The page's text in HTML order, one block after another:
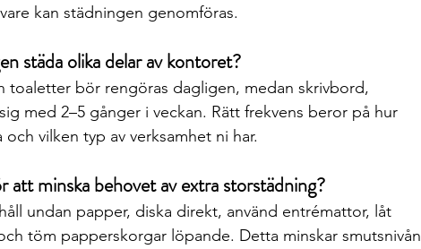
kan städningen genomföras.
städa olika delar av kontoret?
toaletter bör rengöras dagligen, medan skrivbord,
med 2–5 gånger i veckan. Rätt frekvens beror på hur
vilken typ av verksamhet ni har.
att minska behovet av extra storstädning?
undan papper, diska direkt, använd entrémattor, låt
töm papperskorgar löpande. Detta minskar smutsnivån